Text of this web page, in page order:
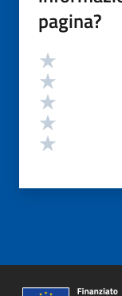
pagina?
Valutazione